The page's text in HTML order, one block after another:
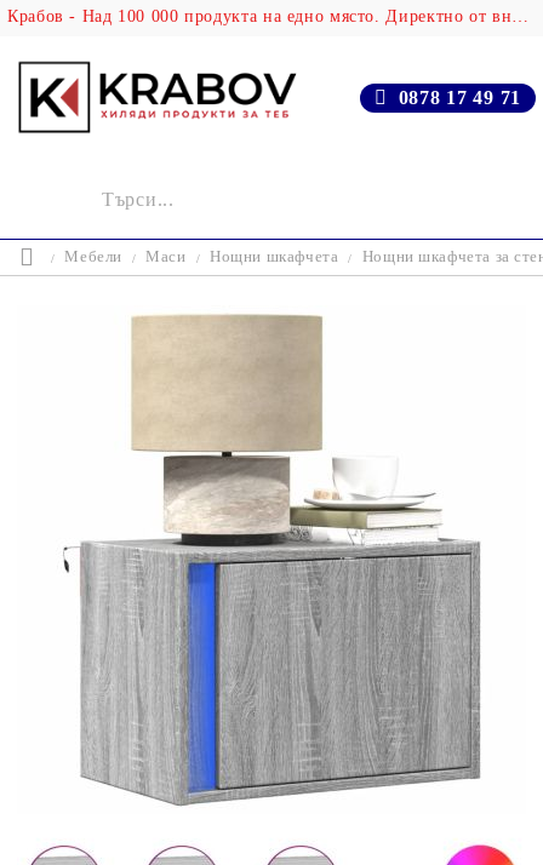
Крабов - Над 100 000 продукта на едно място. Директно от вносителя!
0878 17 49 71
Мебели Маси Нощни шкафчета Нощни шкафчета за